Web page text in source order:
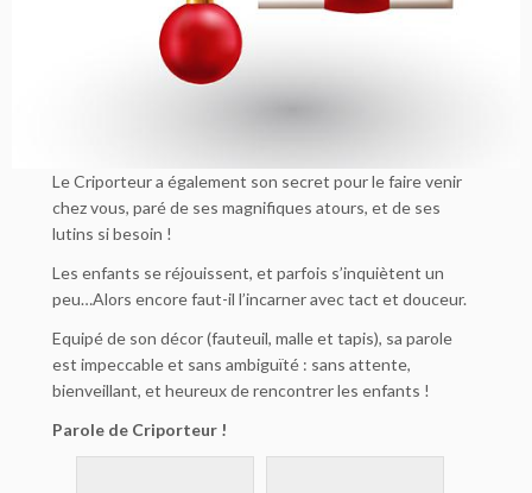
Le Criporteur a également son secret pour le faire venir
chez vous, paré de ses magnifiques atours, et de ses
lutins si besoin !
Les enfants se réjouissent, et parfois s’inquiètent un
peu…Alors encore faut-il l’incarner avec tact et douceur.
Equipé de son décor (fauteuil, malle et tapis), sa parole
est impeccable et sans ambiguïté : sans attente,
bienveillant, et heureux de rencontrer les enfants !
Parole de Criporteur !